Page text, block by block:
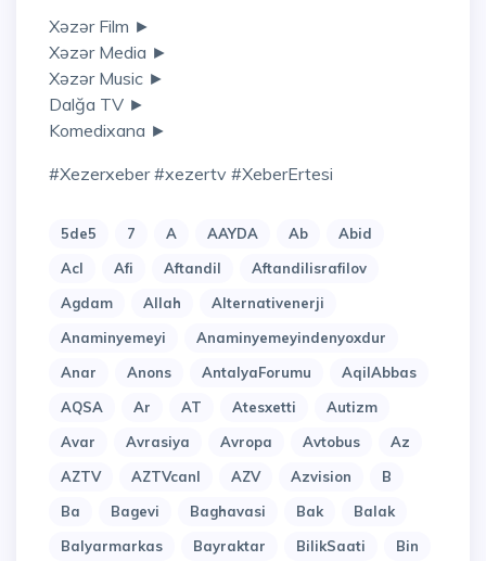
Xəzər Film ►
Xəzər Media ►
Xəzər Music ►
Dalğa TV ►
Komedixana ►
#xezerxeber #xezertv #XeberErtesi
5de5 7 A AAYDA Ab
Abid
Acl
Afi Aftandil
Aftandilisrafilov
Agdam
Allah
Alternativenerji
Anaminyemeyi
Anaminyemeyindenyoxdur
Anar
Anons AntalyaForumu
AqilAbbas
AQSA
Ar AT Atesxetti
Autizm
Avar
Avrasiya Avropa Avtobus
Az
AZTV
AZTVcanl AZV Azvision
B
Ba
Bagevi Baghavasi Bak
Balak
Balyarmarkas
Bayraktar BilikSaati
Bin